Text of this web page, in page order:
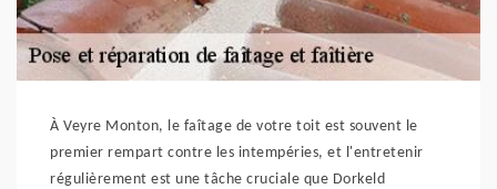
À Veyre Monton, le faîtage de votre toit est souvent le
premier rempart contre les intempéries, et l'entretenir
régulièrement est une tâche cruciale que Dorkeld